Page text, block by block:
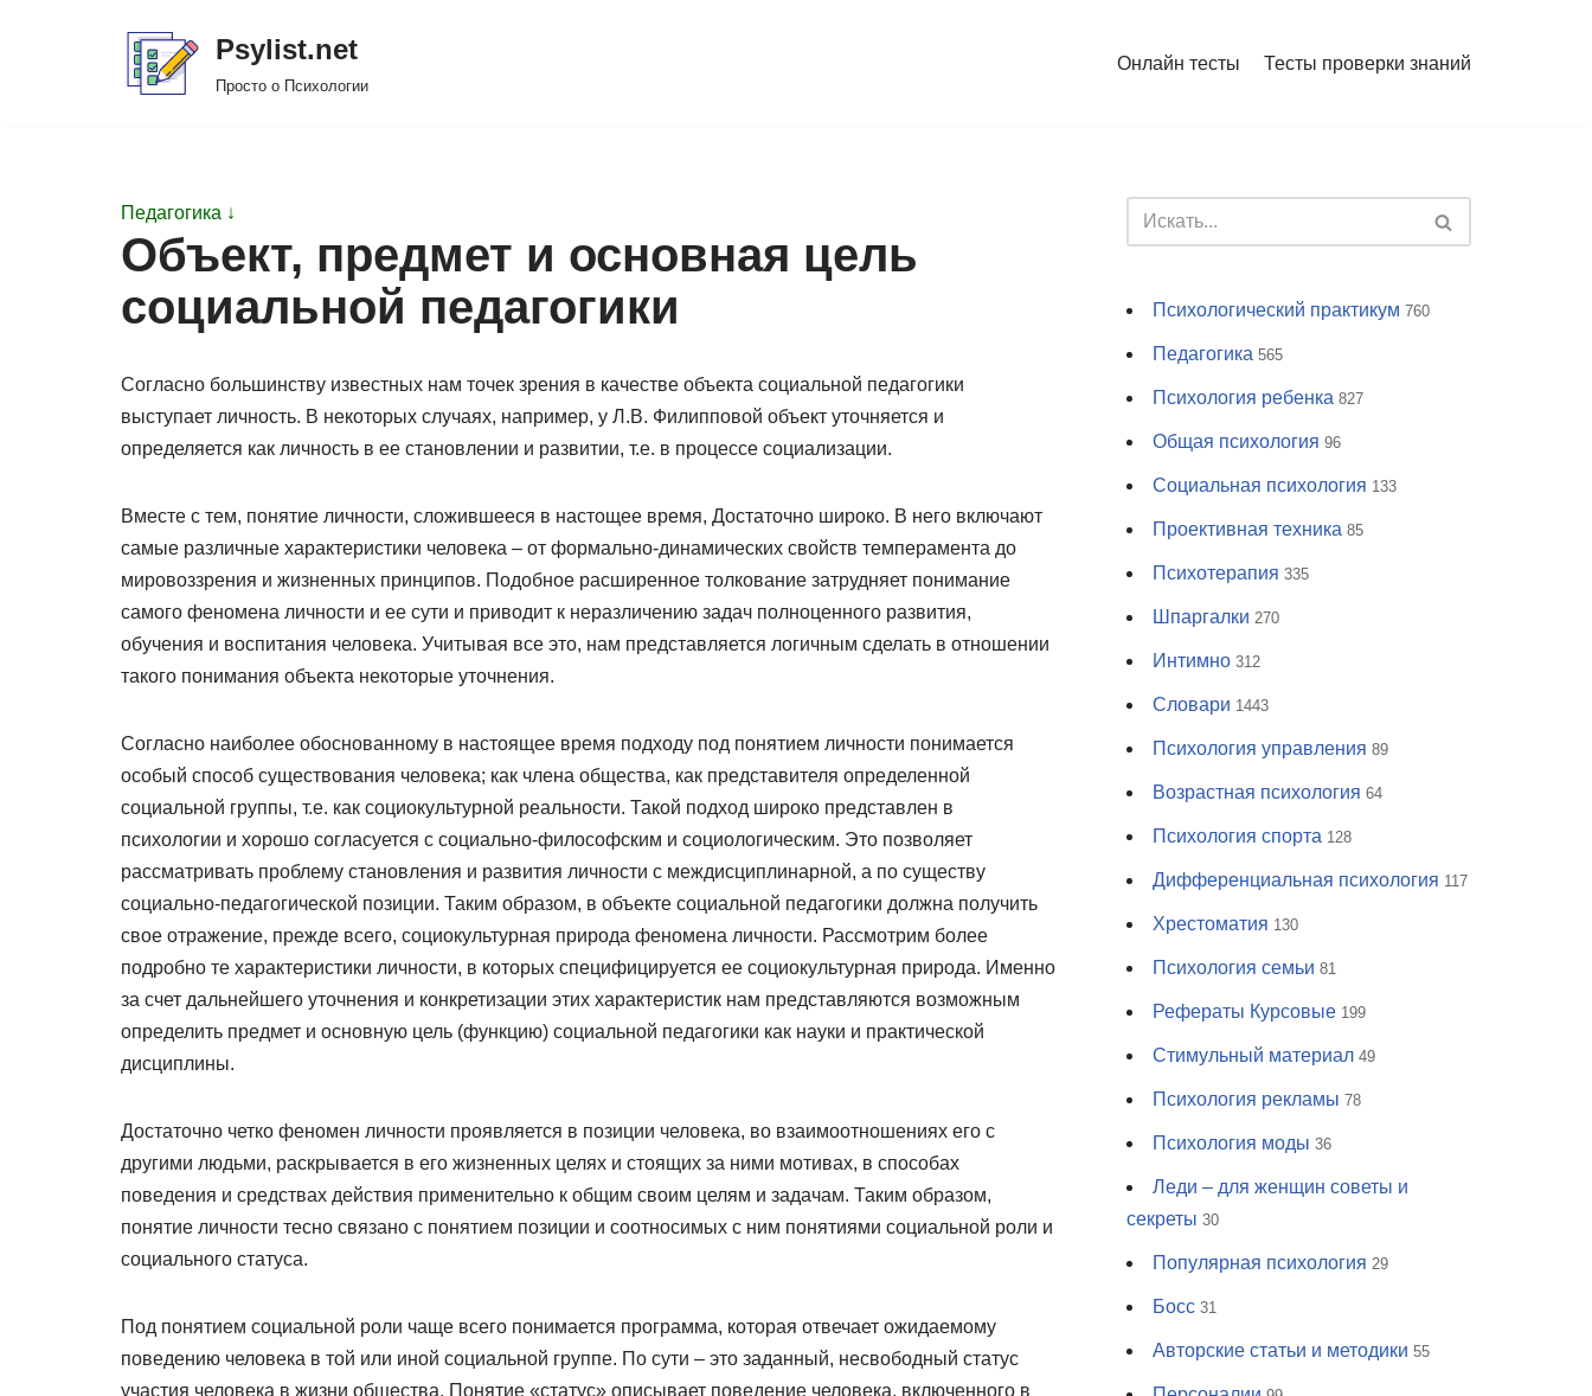
Psylist.net
Просто о Психологии
Онлайн тесты Тесты проверки знаний
Педагогика ↓
Объект, предмет и основная цель
социальной педагогики
Согласно большинству известных нам точек зрения в качестве объекта социальной педагогики
выступает личность. В некоторых случаях, например, у Л.В. Филипповой объект уточняется и
определяется как личность в ее становлении и развитии, т.е. в процессе социализации.
Вместе с тем, понятие личности, сложившееся в настощее время, Достаточно широко. В него включают
самые различные характеристики человека – от формально-динамических свойств темперамента до
мировоззрения и жизненных принципов. Подобное расширенное толкование затрудняет понимание
самого феномена личности и ее сути и приводит к неразличению задач полноценного развития,
обучения и воспитания человека. Учитывая все это, нам представляется логичным сделать в отношении
такого понимания объекта некоторые уточнения.
Согласно наиболее обоснованному в настоящее время подходу под понятием личности понимается
особый способ существования человека; как члена общества, как представителя определенной
социальной группы, т.е. как социокультурной реальности. Такой подход широко представлен в
психологии и хорошо согласуется с социально-философским и социологическим. Это позволяет
рассматривать проблему становления и развития личности с междисциплинарной, а по существу
социально-педагогической позиции. Таким образом, в объекте социальной педагогики должна получить
свое отражение, прежде всего, социокультурная природа феномена личности. Рассмотрим более
подробно те характеристики личности, в которых специфицируется ее социокультурная природа. Именно
за счет дальнейшего уточнения и конкретизации этих характеристик нам представляются возможным
определить предмет и основную цель (функцию) социальной педагогики как науки и практической
дисциплины.
Достаточно четко феномен личности проявляется в позиции человека, во взаимоотношениях его с
другими людьми, раскрывается в его жизненных целях и стоящих за ними мотивах, в способах
поведения и средствах действия применительно к общим своим целям и задачам. Таким образом,
понятие личности тесно связано с понятием позиции и соотносимых с ним понятиями социальной роли и
социального статуса.
Под понятием социальной роли чаще всего понимается программа, которая отвечает ожидаемому
поведению человека в той или иной социальной группе. По сути – это заданный, несвободный статус
участия человека в жизни общества. Понятие «статус» описывает поведение человека, включенного в
Психологический практикум 760
Педагогика 565
Психология ребенка 827
Общая психология 96
Социальная психология 133
Проективная техника 85
Психотерапия 335
Шпаргалки 270
Интимно 312
Словари 1443
Психология управления 89
Возрастная психология 64
Психология спорта 128
Дифференциальная психология 117
Хрестоматия 130
Психология семьи 81
Рефераты Курсовые 199
Стимульный материал 49
Психология рекламы 78
Психология моды 36
Леди – для женщин советы и
секреты 30
Популярная психология 29
Босс 31
Авторские статьи и методики 55